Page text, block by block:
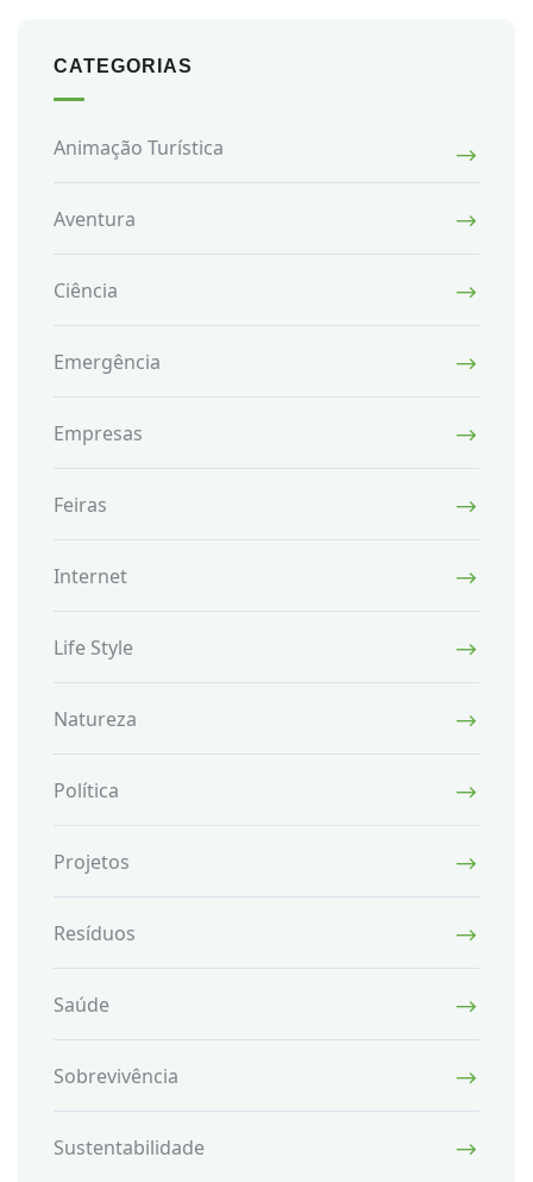
CATEGORIAS
Animação Turística
Aventura
Ciência
Emergência
Empresas
Feiras
Internet
Life Style
Natureza
Política
Projetos
Resíduos
Saúde
Sobrevivência
Sustentabilidade